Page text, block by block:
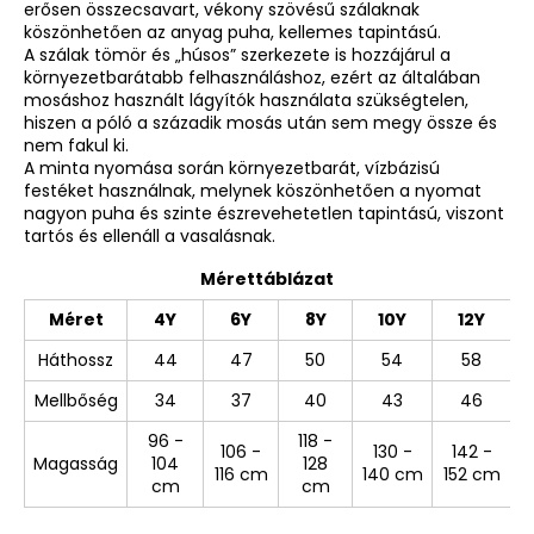
erősen összecsavart, vékony szövésű szálaknak
köszönhetően az anyag puha, kellemes tapintású.
A szálak tömör és „húsos” szerkezete is hozzájárul a
környezetbarátabb felhasználáshoz, ezért az általában
mosáshoz használt lágyítók használata szükségtelen,
hiszen a póló a századik mosás után sem megy össze és
nem fakul ki.
A minta nyomása során környezetbarát, vízbázisú
festéket használnak, melynek köszönhetően a nyomat
nagyon puha és szinte észrevehetetlen tapintású, viszont
tartós és ellenáll a vasalásnak.
Mérettáblázat
Méret
4Y 6Y 8Y 10Y
12Y
Háthossz
44 47 50 54
58
Mellbőség
34 37 40 43 46
Magasság
96 -
104
cm
106 -
116 cm
118 -
128
cm
130 -
140 cm
142 -
152 cm